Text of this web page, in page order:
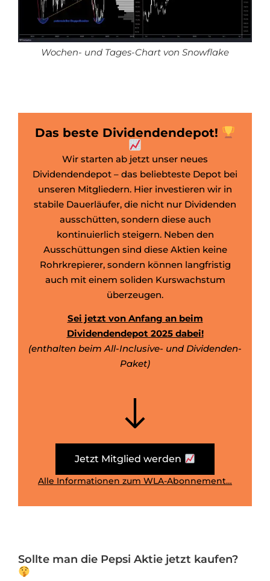
Wochen- und Tages-Chart von Snowflake
Das beste Dividendendepot!
Wir starten ab jetzt unser neues
Dividendendepot – das beliebteste Depot bei
unseren Mitgliedern. Hier investieren wir in
stabile Dauerläufer, die nicht nur Dividenden
ausschütten, sondern diese auch
kontinuierlich steigern. Neben den
Ausschüttungen sind diese Aktien keine
Rohrkrepierer, sondern können langfristig
auch mit einem soliden Kurswachstum
überzeugen.
Sei jetzt von Anfang an beim
Dividendendepot 2025 dabei!
(enthalten beim All-Inclusive- und Dividenden-
Paket)
Jetzt Mitglied werden
Alle Informationen zum WLA-Abonnement…
Sollte man die Pepsi Aktie jetzt kaufen?